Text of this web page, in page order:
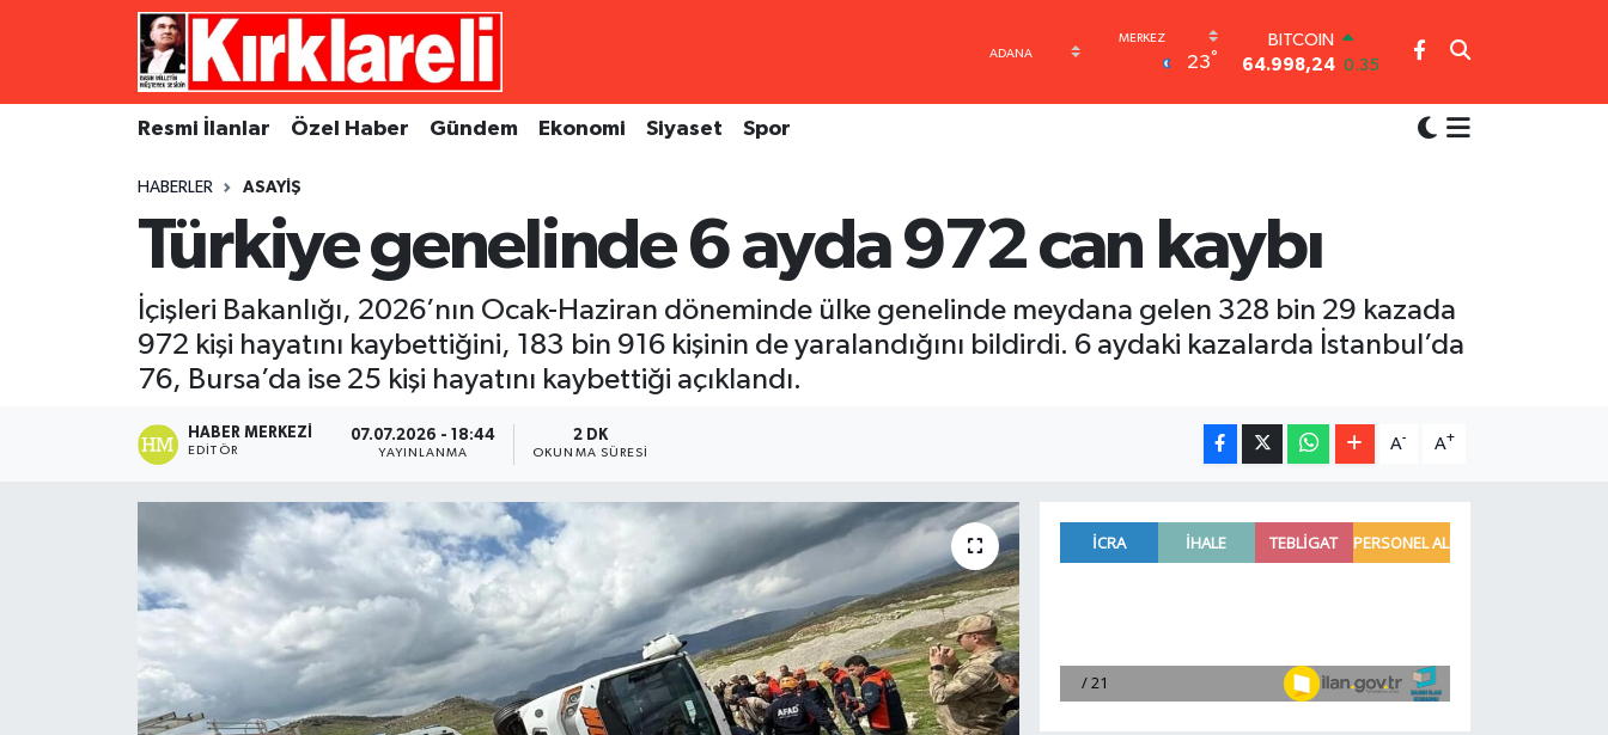
23°
47,7436
EURO
BİST100
Resmi İlanlar Özel Haber Gündem Ekonomi Siyaset Spor
HABERLER ASAYIŞ
Türkiye genelinde 6 ayda 972 can kaybı
İçişleri Bakanlığı, 2026’nın Ocak-Haziran döneminde ülke genelinde meydana gelen 328 bin 29 kazada
972 kişi hayatını kaybettiğini, 183 bin 916 kişinin de yaralandığını bildirdi. 6 aydaki kazalarda İstanbul’da
76, Bursa’da ise 25 kişi hayatını kaybettiği açıklandı.
HABER MERKEZI
EDITÖR
07.07.2026 - 18:44
YAYINLANMA
2 DK
OKUNMA SÜRESI
A- A+
Resmi İlanlar
Kültür Sanat
Magazin
Merkez Nöbetçi Eczaneler
Merkez Trafik Yoğunluk Haritası
Süper Lig Puan Durumu ve Fikstür
Tüm Manşetler
Son Dakika Haberleri
Haber Arşivi